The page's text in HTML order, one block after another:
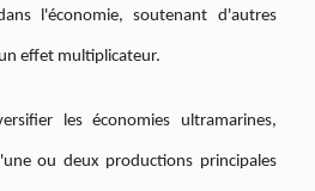
l'économie, soutenant d'autres
effet multiplicateur.
les économies ultramarines,
ou deux productions principales